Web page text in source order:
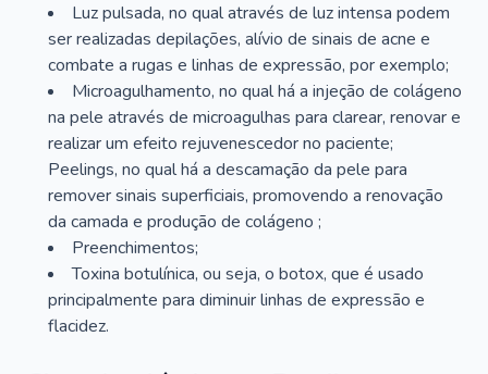
Luz pulsada, no qual através de luz intensa podem
ser realizadas depilações, alívio de sinais de acne e
combate a rugas e linhas de expressão, por exemplo;
Microagulhamento, no qual há a injeção de colágeno
na pele através de microagulhas para clarear, renovar e
realizar um efeito rejuvenescedor no paciente;
Peelings, no qual há a descamação da pele para
remover sinais superficiais, promovendo a renovação
da camada e produção de colágeno ;
Preenchimentos;
Toxina botulínica, ou seja, o botox, que é usado
principalmente para diminuir linhas de expressão e
flacidez.